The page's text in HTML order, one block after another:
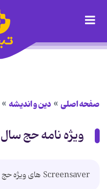
صفحه اصلی دین و اندیشه
ویژه نامه حج سال 86 – Screensaver
Screensaver های ویژه حج ...